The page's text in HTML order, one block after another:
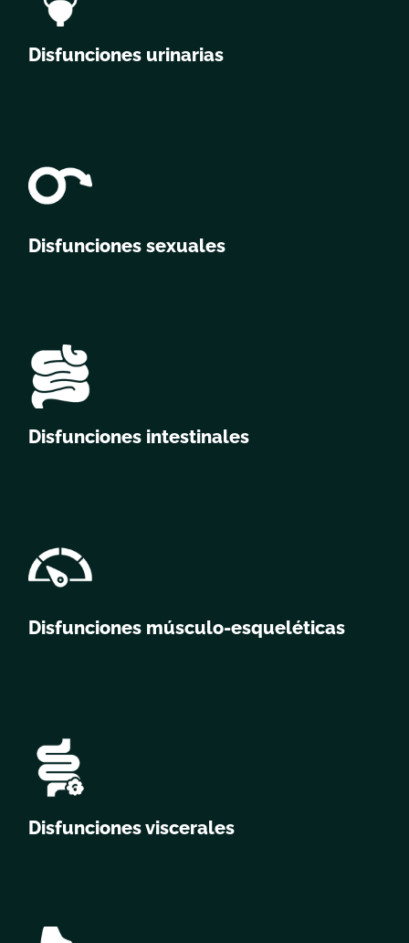
Disfunciones urinarias
Disfunciones sexuales
Disfunciones intestinales
Disfunciones músculo-esqueléticas
Disfunciones viscerales